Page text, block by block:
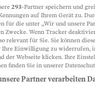
von Vermögen
das
293-Partner speichern und
auf Ihrem Gerät zu.
für die unter „Wir und unsere
Zwecke. Wenn Tracker
relevant für Sie. Sie können
Ihre Einwilligung zu widerrufen,
der Webseite klicken. Ihre
finden Sie in unserer
Partner verarbeiten